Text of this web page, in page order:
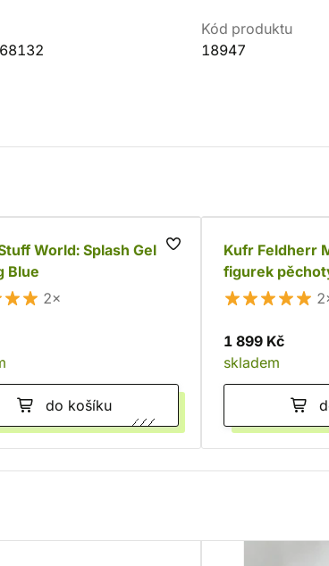
Kód produktu
18947
World: Splash Gel -
Blue
2×
do košíku
Kufr Feldherr
figurek
monstra
1 899 Kč
skladem